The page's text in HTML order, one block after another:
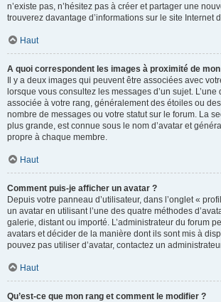
n’existe pas, n’hésitez pas à créer et partager une
trouverez davantage d’informations sur le site Internet
Haut
A quoi correspondent les images à proximité de
Il y a deux images qui peuvent être associées avec
lorsque vous consultez les messages d’un sujet. L’une
associée à votre rang, généralement des étoiles ou
nombre de messages ou votre statut sur le forum. La
plus grande, est connue sous le nom d’avatar et
propre à chaque membre.
Haut
Comment puis-je afficher un avatar ?
Depuis votre panneau d’utilisateur, dans l’onglet «
un avatar en utilisant l’une des quatre méthodes
galerie, distant ou importé. L’administrateur du forum
avatars et décider de la manière dont ils sont mis à
pouvez pas utiliser d’avatar, contactez un
Haut
Qu’est-ce que mon rang et comment le modifier ?